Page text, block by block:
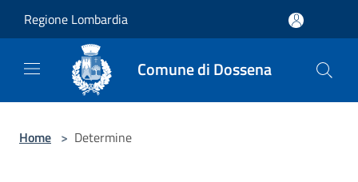
Regione Lombardia
Comune di Dossena
Home > Determine